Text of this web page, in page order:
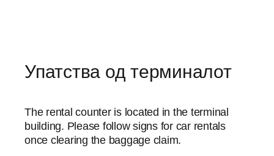
Упатства од терминалот
The rental counter is located in the terminal
building. Please follow signs for car rentals
once clearing the baggage claim.